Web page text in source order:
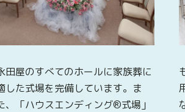
田屋のすべてのホールに家族葬に
した式場を完備しています。ま
、「ハウスエンディング®式場」